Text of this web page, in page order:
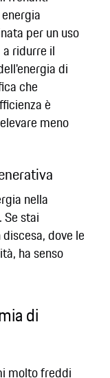
per un uso
ridurre il
di
che
è
meno
nella
stai
dove le
ha senso
di
molto freddi